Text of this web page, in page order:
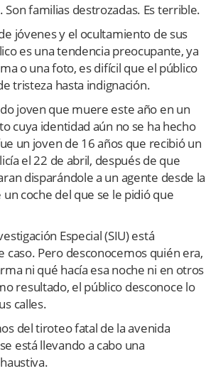
familias destrozadas. Es terrible.
jóvenes y el ocultamiento de sus
es una tendencia preocupante, ya
o una foto, es difícil que el público
tristeza hasta indignación.
joven que muere este año en un
cuya identidad aún no se ha hecho
un joven de 16 años que recibió un
el 22 de abril, después de que
disparándole a un agente desde la
coche del que se le pidió que
Especial (SIU) está
caso. Pero desconocemos quién era,
ni qué hacía esa noche ni en otros
resultado, el público desconoce lo
calles.
del tiroteo fatal de la avenida
está llevando a cabo una